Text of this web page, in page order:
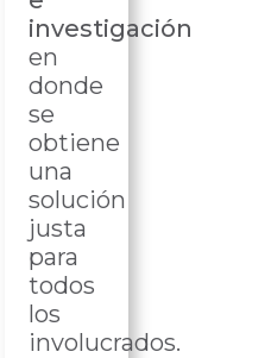
investigación
en
donde
se
obtiene
una
solución
justa
para
todos
los
involucrados.